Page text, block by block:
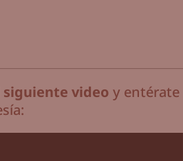
siguiente video y entérate